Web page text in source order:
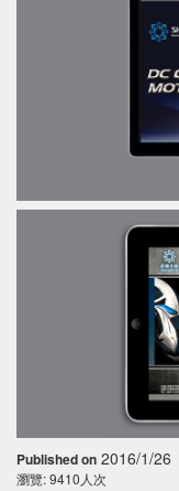
Published on 2016/1/26
瀏覽: 9410人次